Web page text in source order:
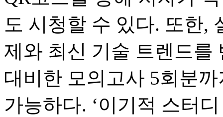
도 시청할 수 있다. 또한,
제와 최신 기술 트렌드를
대비한 모의고사 5회분
가능하다. ‘이기적 스터